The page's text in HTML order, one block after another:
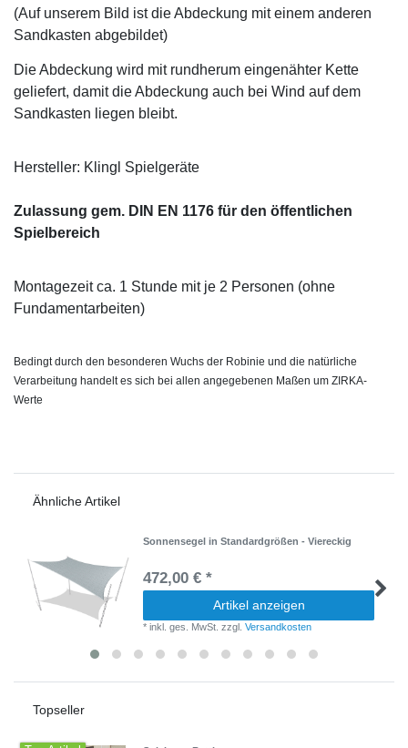
(Auf unserem Bild ist die Abdeckung mit einem anderen
Sandkasten abgebildet)
Die Abdeckung wird mit rundherum eingenähter Kette
geliefert, damit die Abdeckung auch bei Wind auf dem
Sandkasten liegen bleibt.
Hersteller: Klingl Spielgeräte
Zulassung gem. DIN EN 1176 für den öffentlichen
Spielbereich
Montagezeit ca. 1 Stunde mit je 2 Personen (ohne
Fundamentarbeiten)
Bedingt durch den besonderen Wuchs der Robinie und die natürliche
Verarbeitung handelt es sich bei allen angegebenen Maßen um ZIRKA-
Werte
Ähnliche Artikel
Sonnensegel in Standardgrößen - Viereckig
472,00 € *
Artikel anzeigen
*inkl. ges. MwSt. zzgl.Versandkosten
Topseller